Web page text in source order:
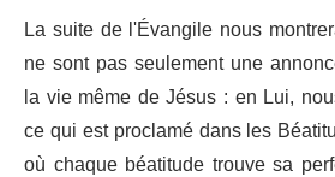
La suite de l'Évangile nous
ne sont pas seulement une
la vie même de Jésus : en Lui,
ce qui est proclamé dans les
où chaque béatitude trouve sa